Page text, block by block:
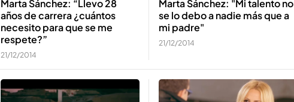
Marta Sánchez: “Llevo 28
años de carrera ¿cuántos
necesito para que se me
respete?”
21/12/2014
Marta Sánchez: "Mi talento no
se lo debo a nadie más que a
mi padre"
21/12/2014